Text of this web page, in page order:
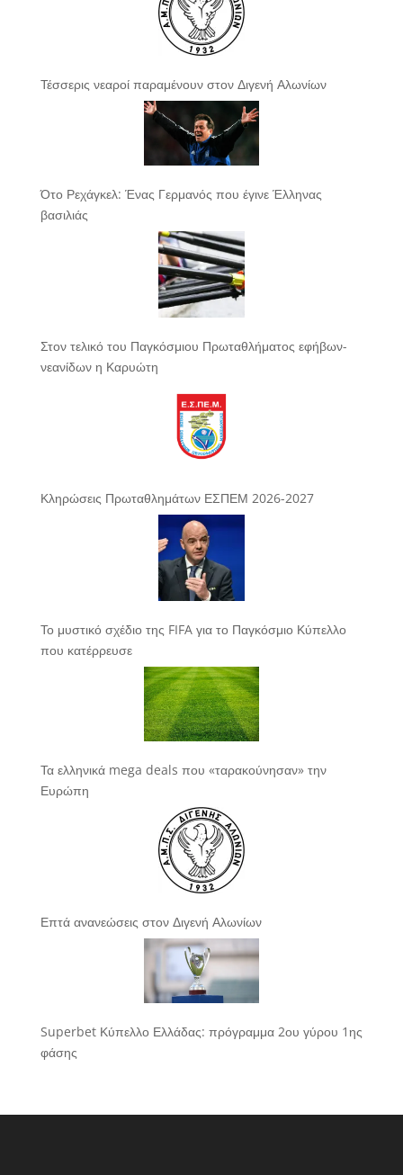
Τέσσερις νεαροί παραμένουν στον Διγενή Αλωνίων
Ότο Ρεχάγκελ: Ένας Γερμανός που έγινε Έλληνας
βασιλιάς
Στον τελικό του Παγκόσμιου Πρωταθλήματος εφήβων-
νεανίδων η Καρυώτη
Κληρώσεις Πρωταθλημάτων ΕΣΠΕΜ 2026-2027
Το μυστικό σχέδιο της FIFA για το Παγκόσμιο Κύπελλο
που κατέρρευσε
Τα ελληνικά mega deals που «ταρακούνησαν» την
Ευρώπη
Επτά ανανεώσεις στον Διγενή Αλωνίων
Superbet Κύπελλο Ελλάδας: πρόγραμμα 2ου γύρου 1ης
φάσης